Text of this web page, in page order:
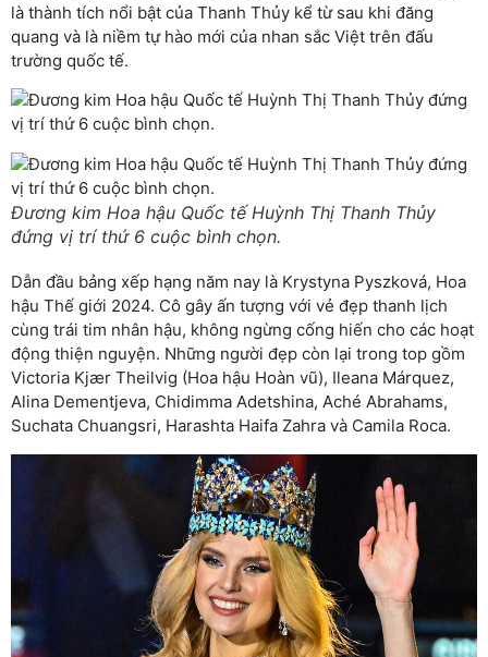
là thành tích nổi bật của Thanh Thủy kể từ sau khi đăng
quang và là niềm tự hào mới của nhan sắc Việt trên đấu
trường quốc tế.
Đương kim Hoa hậu Quốc tế Huỳnh Thị Thanh Thủy
đứng vị trí thứ 6 cuộc bình chọn.
Dẫn đầu bảng xếp hạng năm nay là Krystyna Pyszková, Hoa
hậu Thế giới 2024. Cô gây ấn tượng với vẻ đẹp thanh lịch
cùng trái tim nhân hậu, không ngừng cống hiến cho các hoạt
động thiện nguyện. Những người đẹp còn lại trong top gồm
Victoria Kjær Theilvig (Hoa hậu Hoàn vũ), Ileana Márquez,
Alina Dementjeva, Chidimma Adetshina, Aché Abrahams,
Suchata Chuangsri, Harashta Haifa Zahra và Camila Roca.